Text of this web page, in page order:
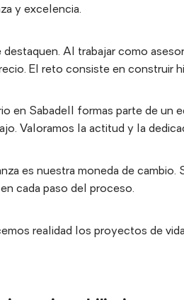
y excelencia.
Al trabajar como
El reto consiste en construir
en Sabadell formas parte de un
Valoramos la actitud y la
es nuestra moneda de
cada paso del proceso.
realidad los proyectos de